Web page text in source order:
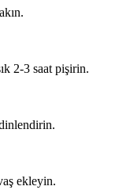
2-3 saat pişirin.
ekleyin.